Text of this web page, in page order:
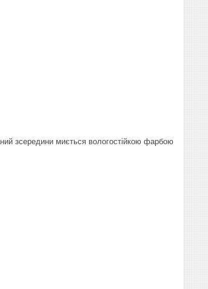
зсередини миється вологостійкою фарбою